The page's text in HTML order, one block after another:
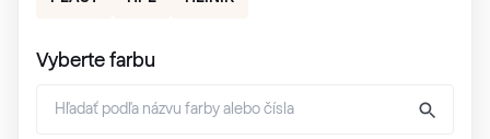
Vyberte farbu